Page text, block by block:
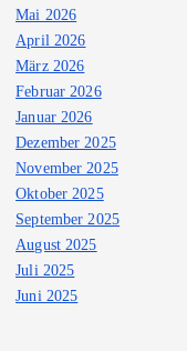
Mai 2026
April 2026
März 2026
Februar 2026
Januar 2026
Dezember 2025
November 2025
Oktober 2025
September 2025
August 2025
Juli 2025
Juni 2025